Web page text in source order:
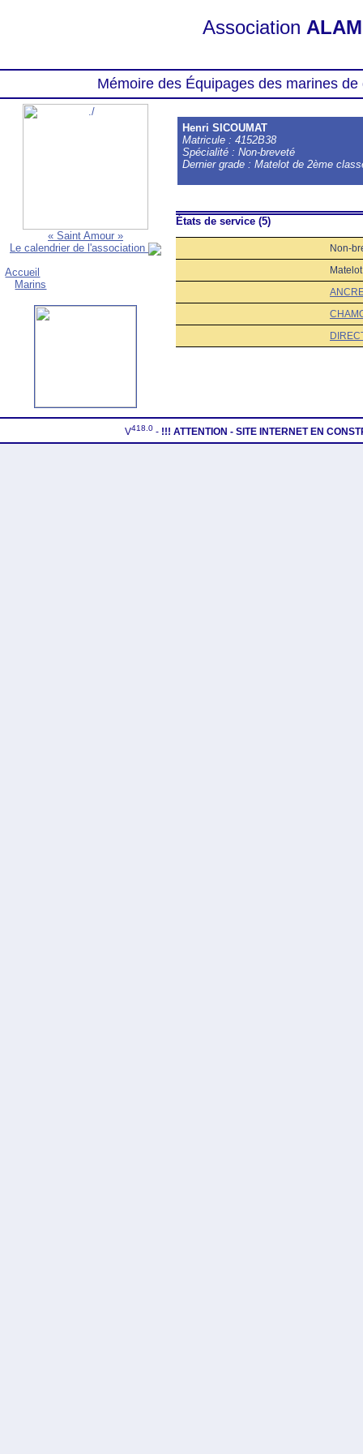
Association
Mémoire des Équipages des marines
« Saint Amour »
Le calendrier de l'association
Accueil
Marins
Henri SICOUMAT
Matricule : 4152B38
Spécialité : Non-breveté
Dernier grade : Matelot de 2ème
États de service (5)
Non-
V418.0 - !!! ATTENTION - SITE INTERNET EN